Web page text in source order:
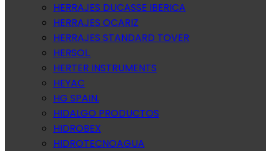
HERRAJES DUCASSE IBERICA
HERRAJES OCARIZ
HERRAJES STANDARD TOVER
HERSOL.
HERTER INSTRUMENTS
HEYAC
HG SPAIN.
HIDALGO PRODUCTOS
HIDROBEX
HIDROTECNOAGUA